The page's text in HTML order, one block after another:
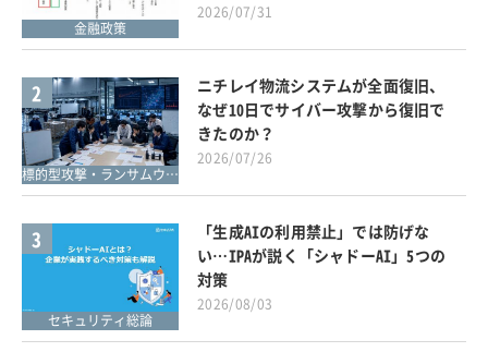
金融政策
2026/07/31
2
標的型攻撃・ランサムウェア対策
ニチレイ物流システムが全面復旧、
なぜ10日でサイバー攻撃から復旧で
きたのか？
2026/07/26
3
セキュリティ総論
「生成AIの利用禁止」では防げな
い…IPAが説く「シャドーAI」5つの
対策
2026/08/03